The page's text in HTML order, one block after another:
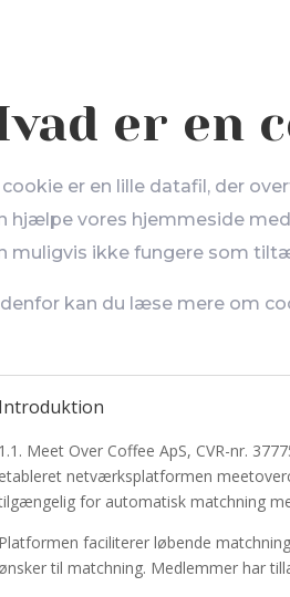
er en
cookie er en lille datafil, der
hjælpe vores hjemmeside
muligvis ikke fungere som
kan du læse mere om
Introduktion
1.1. Meet Over Coffee ApS, CVR-nr.
etableret netværksplatformen
for automatisk matchning
Platformen faciliterer løbende
ønsker til matchning. Medlemmer har